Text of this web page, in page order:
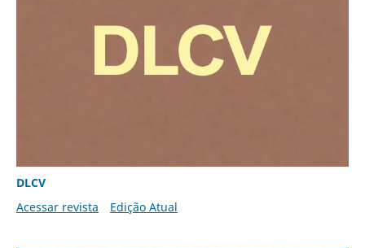
DLCV
Acessar revista
Edição Atual